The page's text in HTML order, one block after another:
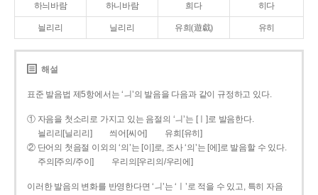
하늬바람 하니바람 희다 히다
늴리리 닐리리 유희(遊戱) 유히
해설
표준 발음법 제5항에서는 ‘ㅢ’의 발음을 다음과 같이 규정하고 있다.
① 자음을 첫소리로 가지고 있는 음절의 ‘ㅢ’는 [ㅣ]로 발음한다.
늴리리[닐리리]
씌어[씨어]
유희[유히]
② 단어의 첫음절 이외의 ‘의’는 [이]로, 조사 ‘의’는 [에]로 발음할 수 있다.
주의[주의/주이]
우리의[우리의/우리에]
이러한 발음의 변화를 반영한다면 ‘ㅢ’는 ‘ㅣ’로 적을 수 있고, 특히 자음